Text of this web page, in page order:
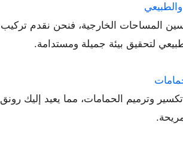
المساحات الخارجية، فنحن نقدم تركيب
لتحقيق بيئة جميلة ومستدامة.
وترميم الحمامات، مما يعيد إليك رونق